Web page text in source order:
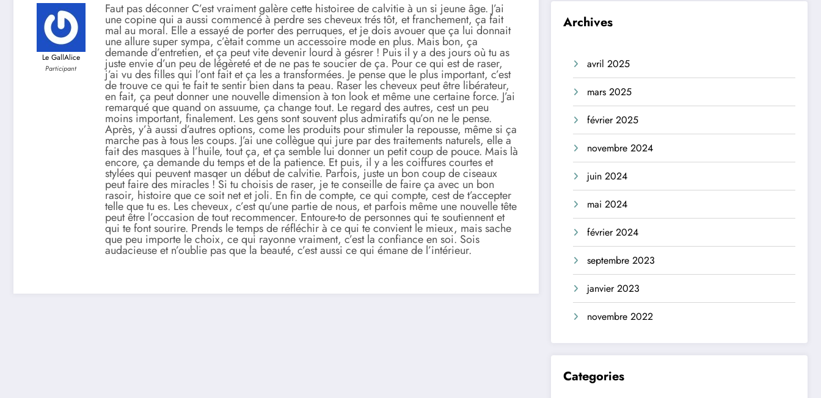
Le GallAlice
Participant
Faut pas déconner C’est vraiment galère cette histoiree de calvitie à un si jeune âge. J’ai
une copine qui a aussi commencé à perdre ses cheveux trés tôt, et franchement, ça fait
mal au moral. Elle a essayé de porter des perruques, et je dois avouer que ça lui donnait
une allure super sympa, c’ètait comme un accessoire mode en plus. Mais bon, ça
demande d’entretien, et ça peut vite devenir lourd à gésrer ! Puis il y a des jours où tu as
juste envie d’un peu de légèreté et de ne pas te soucier de ça. Pour ce qui est de raser,
j’ai vu des filles qui l’ont fait et ça les a transformées. Je pense que le plus important, c’est
de trouve ce qui te fait te sentir bien dans ta peau. Raser les cheveux peut être libérateur,
en fait, ça peut donner une nouvelle dimension à ton look et même une certaine force. J’ai
remarqué que quand on assuume, ça change tout. Le regard des autres, cest un peu
moins important, finalement. Les gens sont souvent plus admiratifs qu’on ne le pense.
Après, y’à aussi d’autres options, come les produits pour stimuler la repousse, même si ça
marche pas à tous les coups. J’ai une collègue qui jure par des traitements naturels, elle a
fait des masques à l’huile, tout ça, et ça semble lui donner un petit coup de pouce. Mais là
encore, ça demande du temps et de la patience. Et puis, il y a les coiffures courtes et
stylées qui peuvent masqer un début de calvitie. Parfois, juste un bon coup de ciseaux
peut faire des miracles ! Si tu choisis de raser, je te conseille de faire ça avec un bon
rasoir, histoire que ce soit net et joli. En fin de compte, ce qui compte, cest de t’accepter
telle que tu es. Les cheveux, c’est qu’une partie de nous, et parfois même une nouvelle tête
peut être l’occasion de tout recommencer. Entoure-to de personnes qui te soutiennent et
qui te font sourire. Prends le temps de réfléchir à ce qui te convient le mieux, mais sache
que peu importe le choix, ce qui rayonne vraiment, c’est la confiance en soi. Sois
audacieuse et n’oublie pas que la beauté, c’est aussi ce qui émane de l’intérieur.
Archives
avril 2025
mars 2025
février 2025
novembre 2024
juin 2024
mai 2024
février 2024
septembre 2023
janvier 2023
novembre 2022
Categories